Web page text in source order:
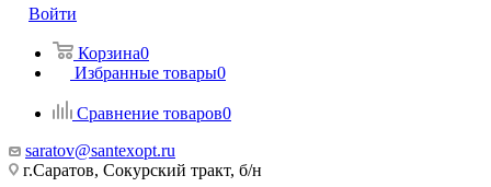
Войти
Корзина0
Избранные товары0
Сравнение товаров0
saratov@santexopt.ru
г.Саратов, Сокурский тракт, б/н